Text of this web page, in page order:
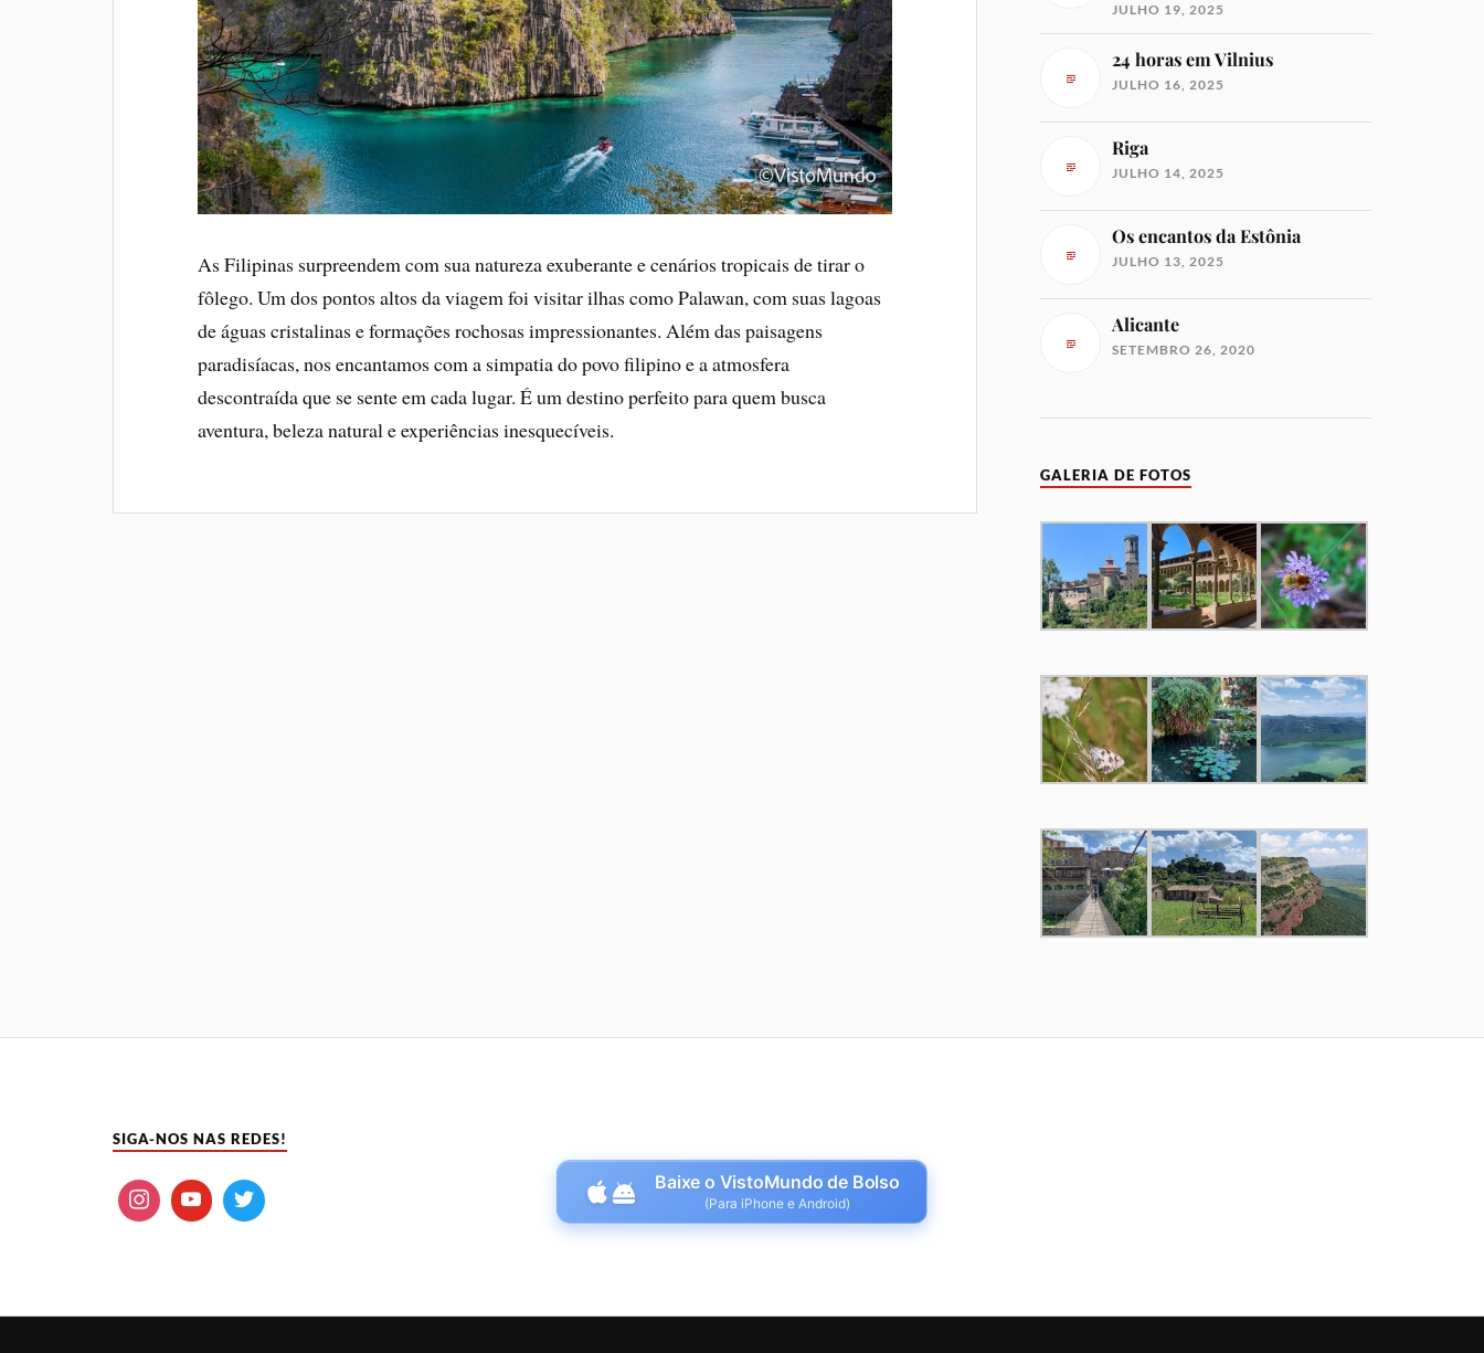
As Filipinas surpreendem com sua natureza exuberante e cenários tropicais de tirar o
fôlego. Um dos pontos altos da viagem foi visitar ilhas como Palawan, com suas lagoas
de águas cristalinas e formações rochosas impressionantes. Além das paisagens
paradisíacas, nos encantamos com a simpatia do povo filipino e a atmosfera
descontraída que se sente em cada lugar. É um destino perfeito para quem busca
aventura, beleza natural e experiências inesquecíveis.
JULHO 19, 2025
24 horas em Vilnius
JULHO 16, 2025
Riga
JULHO 14, 2025
Os encantos da Estônia
JULHO 13, 2025
Alicante
SETEMBRO 26, 2020
GALERIA DE FOTOS
SIGA-NOS NAS REDES!
Baixe o VistoMundo de Bolso
(Para iPhone e Android)